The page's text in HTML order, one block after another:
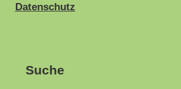
Datenschutz
Suche